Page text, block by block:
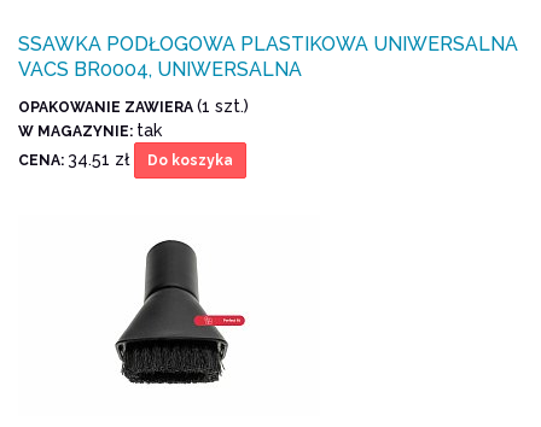
SSAWKA PODŁOGOWA PLASTIKOWA UNIWERSALNA
VACS BR0004, UNIWERSALNA
OPAKOWANIE ZAWIERA (1 szt.)
W MAGAZYNIE: tak
CENA: 34.51 zł Do koszyka